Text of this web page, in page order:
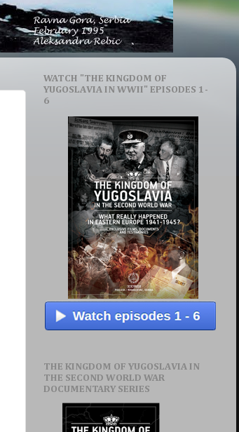
WATCH "THE KINGDOM OF
YUGOSLAVIA IN WWII" EPISODES 1-
6
THE KINGDOM OF YUGOSLAVIA IN
THE SECOND WORLD WAR
DOCUMENTARY SERIES